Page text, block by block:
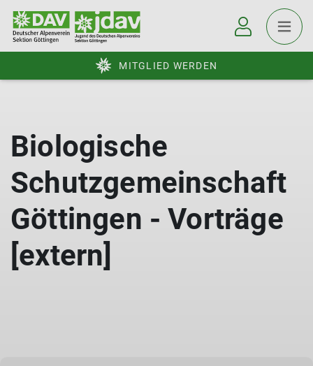
MITGLIED WERDEN
Biologische
Schutzgemeinschaft
Göttingen - Vorträge
[extern]